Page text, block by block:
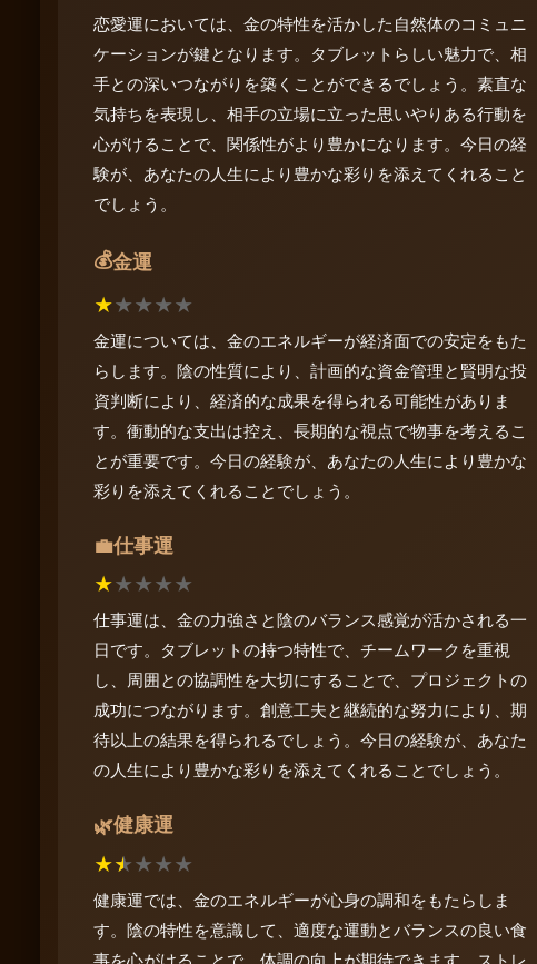
恋愛運においては、金の特性を活かした自然体のコミュニ
ケーションが鍵となります。タブレットらしい魅力で、相
手との深いつながりを築くことができるでしょう。素直な
気持ちを表現し、相手の立場に立った思いやりある行動を
心がけることで、関係性がより豊かになります。今日の経
験が、あなたの人生により豊かな彩りを添えてくれること
でしょう。
💰金運
★★★★★
金運については、金のエネルギーが経済面での安定をもた
らします。陰の性質により、計画的な資金管理と賢明な投
資判断により、経済的な成果を得られる可能性がありま
す。衝動的な支出は控え、長期的な視点で物事を考えるこ
とが重要です。今日の経験が、あなたの人生により豊かな
彩りを添えてくれることでしょう。
💼仕事運
★★★★★
仕事運は、金の力強さと陰のバランス感覚が活かされる一
日です。タブレットの持つ特性で、チームワークを重視
し、周囲との協調性を大切にすることで、プロジェクトの
成功につながります。創意工夫と継続的な努力により、期
待以上の結果を得られるでしょう。今日の経験が、あなた
の人生により豊かな彩りを添えてくれることでしょう。
🌿健康運
★★★★★
健康運では、金のエネルギーが心身の調和をもたらしま
す。陰の特性を意識して、適度な運動とバランスの良い食